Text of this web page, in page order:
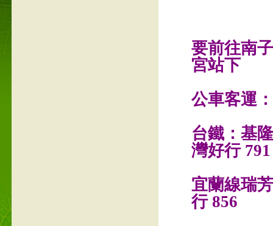
要前往南
宮站下
公車客運
台鐵：基
灣好行 791
宜蘭線瑞
行 856